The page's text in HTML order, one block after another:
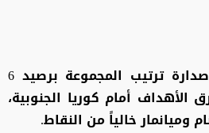
على صدارة ترتيب المجموعة برصيد 6
الأهداف أمام كوريا الجنوبية،
خالياً من النقاط.